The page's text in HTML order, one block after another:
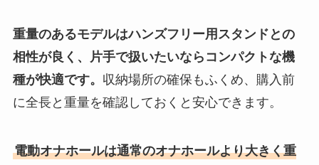
重量のあるモデルはハンズフリー用スタンドとの
相性が良く、片手で扱いたいならコンパクトな機
種が快適です。 収納場所の確保もふくめ、購入前
に全長と重量を確認しておくと安心できます。
電動オナホールは通常のオナホールより大きく重